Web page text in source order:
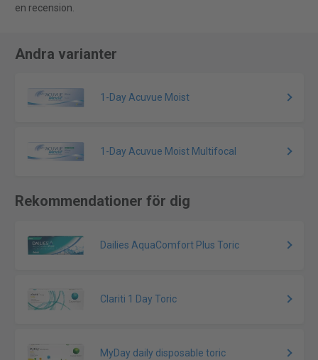
en recension.
Andra varianter
1-Day Acuvue Moist
1-Day Acuvue Moist Multifocal
Rekommendationer för dig
Dailies AquaComfort Plus Toric
Clariti 1 Day Toric
MyDay daily disposable toric